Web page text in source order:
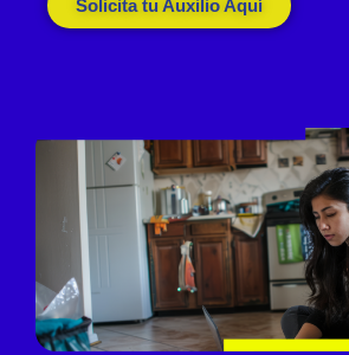
Solicita tu Auxilio Aquí